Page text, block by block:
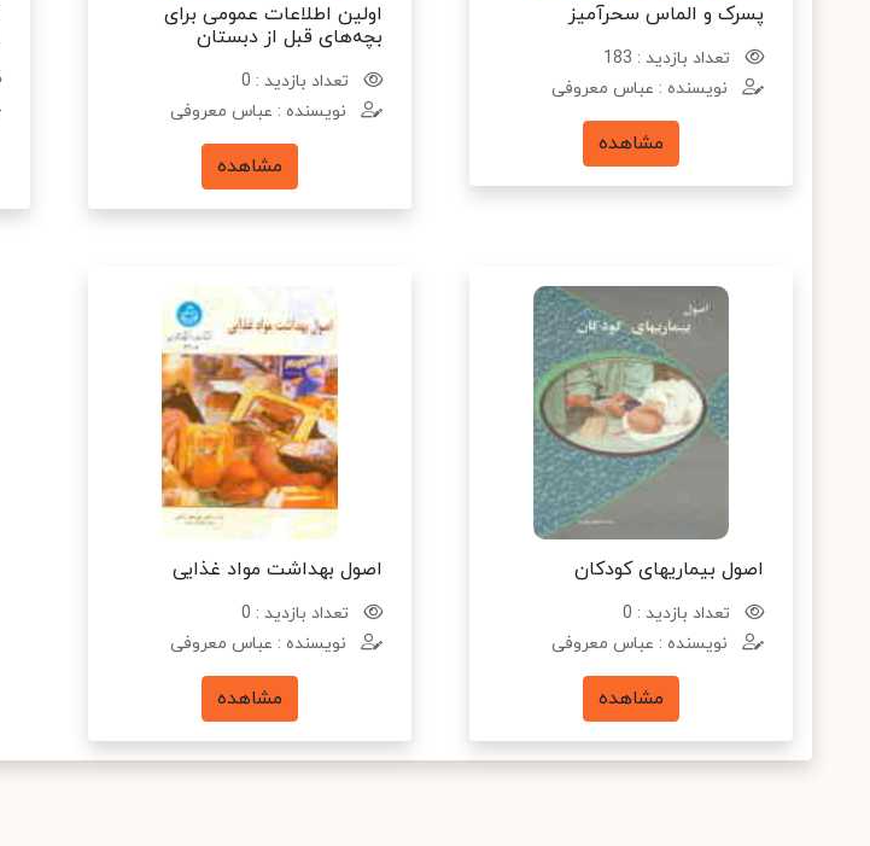
پسرک و الماس سحرآمیز
تعداد بازدید : 183
نویسنده : عباس معروفی
مشاهده
اولین اطلاعات عمومی برای
بچه‌های قبل از دبستان
تعداد بازدید : 0
نویسنده : عباس معروفی
مشاهده
اصول بیماریهای کودکان
تعداد بازدید : 0
نویسنده : عباس معروفی
مشاهده
اصول بهداشت مواد غذایی
تعداد بازدید : 0
نویسنده : عباس معروفی
مشاهده